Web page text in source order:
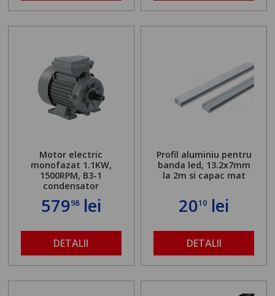
Motor electric
monofazat 1.1KW,
1500RPM, B3-1
condensator
57998lei
DETALII
Profil aluminiu pentru
banda led, 13.2x7mm
la 2m si capac mat
2010 lei
DETALII